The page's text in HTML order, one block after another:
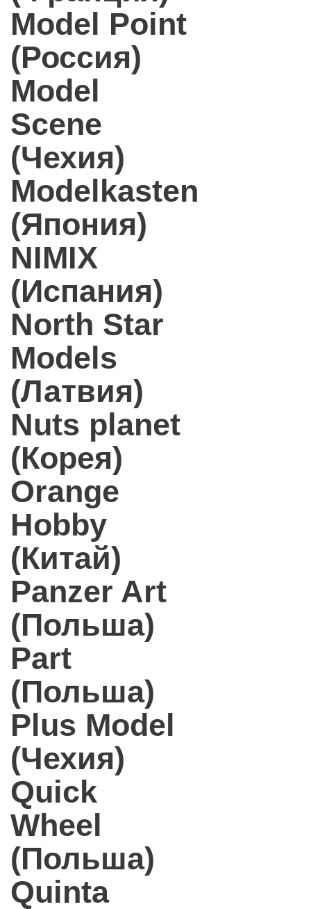
Model Point
(Россия)
Model
Scene
(Чехия)
Modelkasten
(Япония)
NIMIX
(Испания)
North Star
Models
(Латвия)
Nuts planet
(Корея)
Orange
Hobby
(Китай)
Panzer Art
(Польша)
Part
(Польша)
Plus Model
(Чехия)
Quick
Wheel
(Польша)
Quinta